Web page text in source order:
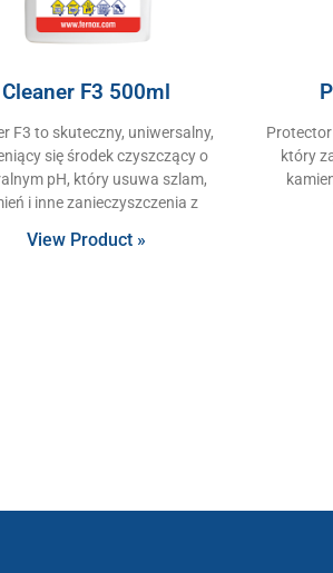
Cleaner F3 500ml
F3 to skuteczny, uniwersalny,
się środek czyszczący o
pH, który usuwa szlam,
i inne zanieczyszczenia z
View Product »
który